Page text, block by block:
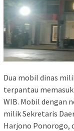
Dua mobil dinas
terpantau
WIB. Mobil dengan
milik Sekretaris
Harjono Ponorogo,